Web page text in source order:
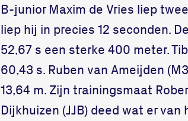
B-junior Maxim de Vries liep
liep hij in precies 12 seconden.
52,67 s een sterke 400 meter.
60,43 s. Ruben van Ameijden
13,64 m. Zijn trainingsmaat
Dijkhuizen (JJB) deed wat er